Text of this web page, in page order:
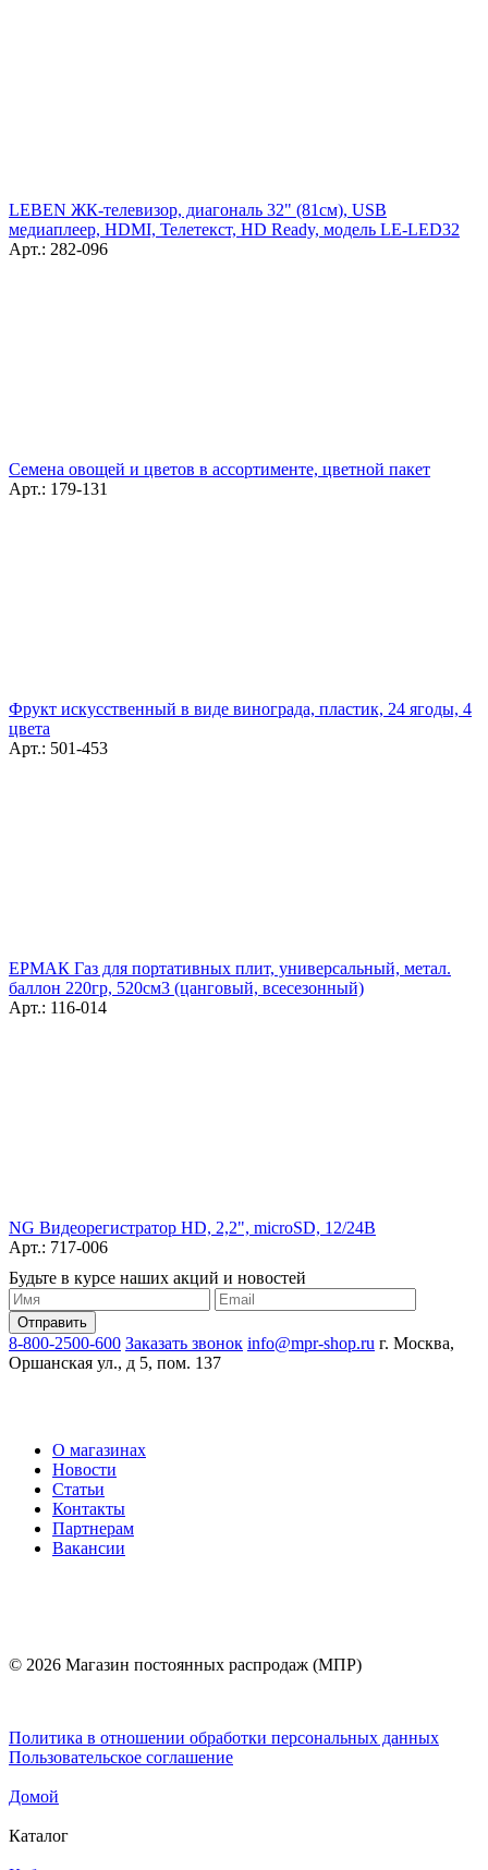
LEBEN ЖК-телевизор, диагональ 32" (81см), USB
медиаплеер, HDMI, Телетекст, HD Ready, модель LE-LED32
Арт.: 282-096
Семена овощей и цветов в ассортименте, цветной пакет
Арт.: 179-131
Фрукт искусственный в виде винограда, пластик, 24 ягоды, 4
цвета
Арт.: 501-453
ЕРМАК Газ для портативных плит, универсальный, метал.
баллон 220гр, 520см3 (цанговый, всесезонный)
Арт.: 116-014
NG Видеорегистратор HD, 2,2", microSD, 12/24В
Арт.: 717-006
Будьте в курсе наших акций и новостей
8-800-2500-600 Заказать звонок info@mpr-shop.ru г. Москва,
Оршанская ул., д 5, пом. 137
О магазинах
Новости
Статьи
Контакты
Партнерам
Вакансии
© 2026 Магазин постоянных распродаж (МПР)
Политика в отношении обработки персональных данных
Пользовательское соглашение
Домой
Каталог